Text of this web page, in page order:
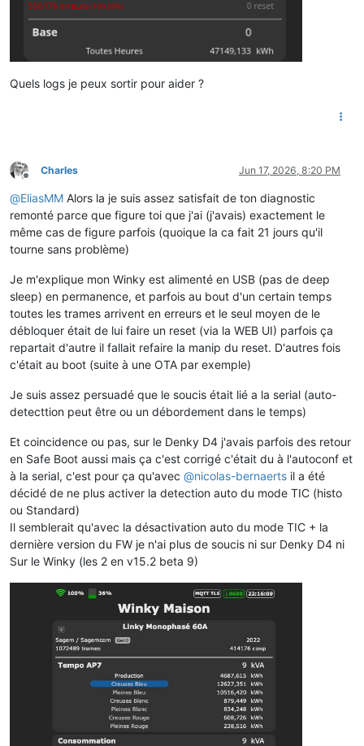
Quels logs je peux sortir pour aider ?
Offline
Charles Jun 17, 2026, 8:20 PM
@EliasMM Alors la je suis assez satisfait de ton diagnostic
remonté parce que figure toi que j'ai (j'avais) exactement le
même cas de figure parfois (quoique la ca fait 21 jours qu'il
tourne sans problème)
Je m'explique mon Winky est alimenté en USB (pas de deep
sleep) en permanence, et parfois au bout d'un certain temps
toutes les trames arrivent en erreurs et le seul moyen de le
débloquer était de lui faire un reset (via la WEB UI) parfois ça
repartait d'autre il fallait refaire la manip du reset. D'autres fois
c'était au boot (suite à une OTA par exemple)
Je suis assez persuadé que le soucis était lié a la serial (auto-
detecttion peut être ou un débordement dans le temps)
Et coincidence ou pas, sur le Denky D4 j'avais parfois des retour
en Safe Boot aussi mais ça c'est corrigé c'était du à l'autoconf et
à la serial, c'est pour ça qu'avec @nicolas-bernaerts il a été
décidé de ne plus activer la detection auto du mode TIC (histo
ou Standard)
Il semblerait qu'avec la désactivation auto du mode TIC + la
dernière version du FW je n'ai plus de soucis ni sur Denky D4 ni
Sur le Winky (les 2 en v15.2 beta 9)